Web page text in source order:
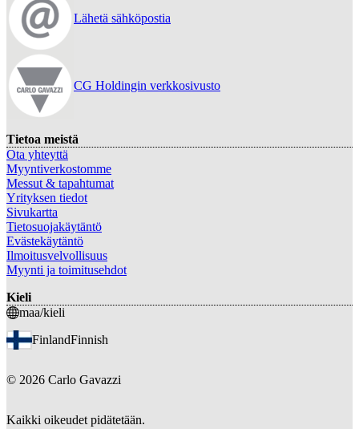
Lähetä sähköpostia
CG Holdingin verkkosivusto
Tietoa meistä
Ota yhteyttä
Myyntiverkostomme
Messut & tapahtumat
Yrityksen tiedot
Sivukartta
Tietosuojakäytäntö
Evästekäytäntö
Ilmoitusvelvollisuus
Myynti ja toimitusehdot
Kieli
maa/kieli
FinlandFinnish
© 2026 Carlo Gavazzi
Kaikki oikeudet pidätetään.